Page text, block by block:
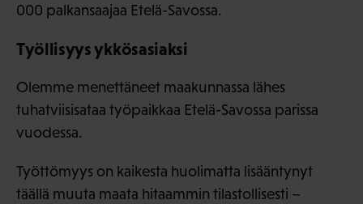
000 palkansaajaa Etelä-Savossa.
Työllisyys ykkösasiaksi
Olemme menettäneet maakunnassa lähes
tuhatviisisataa työpaikkaa Etelä-Savossa parissa
vuodessa.
Työttömyys on kaikesta huolimatta lisääntynyt
täällä muuta maata hitaammin tilastollisesti –